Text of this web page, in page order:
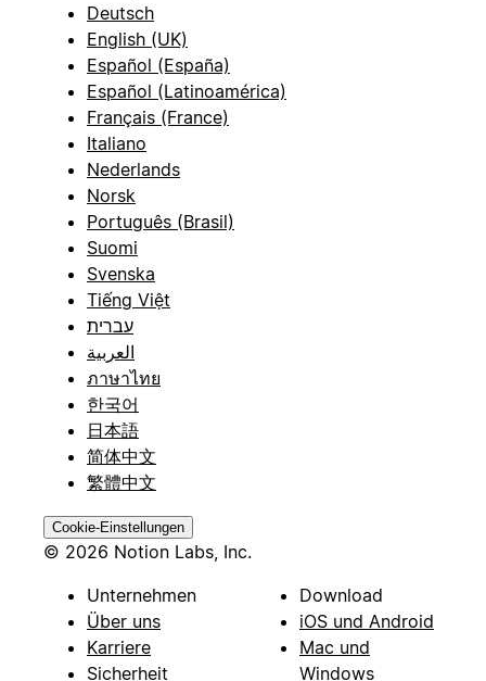
Deutsch
English (UK)
Español (España)
Español (Latinoamérica)
Français (France)
Italiano
Nederlands
Norsk
Português (Brasil)
Suomi
Svenska
Tiếng Việt
עברית
العربية
ภาษาไทย
한국어
日本語
简体中文
繁體中文
Cookie-Einstellungen
© 2026 Notion Labs, Inc.
Unternehmen
Über uns
Karriere
Sicherheit
Download
iOS und Android
Mac und
Windows